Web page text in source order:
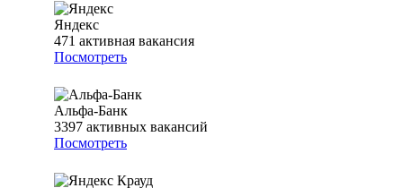
Яндекс
471 активная вакансия
Посмотреть
Альфа-Банк
3397 активных вакансий
Посмотреть